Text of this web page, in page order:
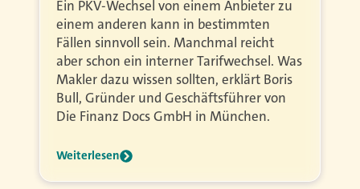
Ein PKV-Wechsel von einem Anbieter zu
einem anderen kann in bestimmten
Fällen sinnvoll sein. Manchmal reicht
aber schon ein interner Tarifwechsel. Was
Makler dazu wissen sollten, erklärt Boris
Bull, Gründer und Geschäftsführer von
Die Finanz Docs GmbH in München.
Weiterlesen